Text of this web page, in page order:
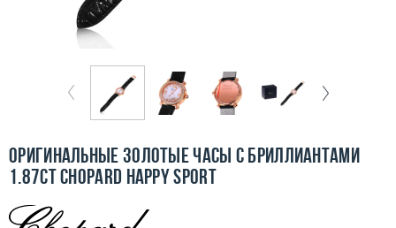
Бесплатная доставка
О компании
Контакты
3D-тур по шоуруму
Оригинальные золотые часы с бриллиантами
1.87ct Chopard Happy Sport